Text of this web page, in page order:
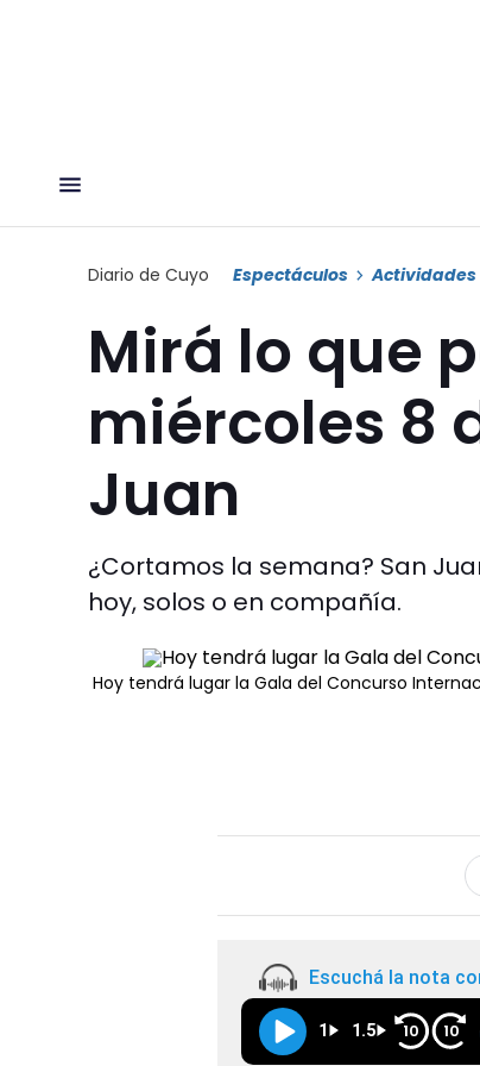
Diario de Cuyo Espectáculos Actividades
Mirá lo que
miércoles 8
Juan
¿Cortamos la semana? San
hoy, solos o en compañía.
Hoy tendrá lugar la Gala del Concurso
Escuchá la nota
1 1.5 10 10